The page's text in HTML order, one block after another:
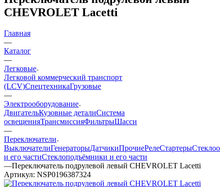
CHEVROLET Lacetti
Главная
—
Каталог
—
Легковые
Легковой коммерческий транспорт
(LCV)СпецтехникаГрузовые
—
Электрооборудование
ДвигательКузовные деталиСистема
освещенияТрансмиссияФильтрыШасси
—
Переключатели
ВыключателиГенераторыДатчикиПрочиеРелеСтартеры
и его частиСтеклоподъёмники и его части
—Переключатель подрулевой левый CHEVROLET Lacetti
Артикул: NSP0196387324